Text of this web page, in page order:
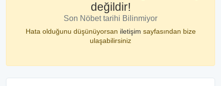
değildir!
Son Nöbet tarihi Bilinmiyor
Hata olduğunu düşünüyorsan iletişim sayfasından bize
ulaşabilirsiniz